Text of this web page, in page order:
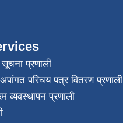
सूचना प्रणाली
परिचय पत्र वितरण प्रणाली
व्यवस्थापन प्रणाली